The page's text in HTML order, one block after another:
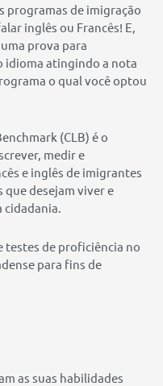
programas de imigração
inglês ou Francês! E,
prova para
idioma atingindo a nota
o qual você optou
(CLB) é o
medir e
e inglês de imigrantes
desejam viver e
cidadania.
testes de proficiência no
para fins de
as suas habilidades